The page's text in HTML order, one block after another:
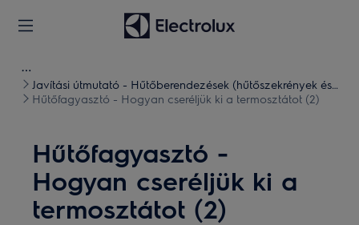
Javítási útmutató - Hűtőberendezések (hűtőszekrények és
fagyasztók)
Hűtőfagyasztó - Hogyan cseréljük ki a termosztátot (2)
Hűtőfagyasztó -
Hogyan cseréljük ki a
termosztátot (2)